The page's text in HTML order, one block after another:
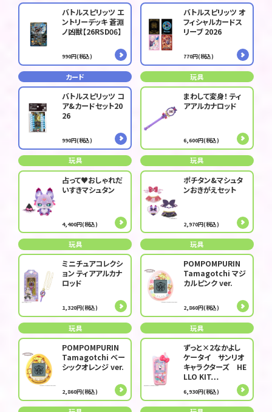
バトルスピリッツ エ
ントリーデッキ 蒼淵
ノ凶獣【26RSD06】
990円(税込)
バトルスピリッツ オ
フィシャルカードス
リーブ 2026
770円(税込)
カード
バトルスピリッツ コ
ア&カードセット20
26
990円(税込)
玩具
まわして変身！ ティ
アアルカナロッド
6,600円(税込)
玩具
占って♥おしゃれだ
いすきマシュタン
4,400円(税込)
玩具
ポチタン&マシュタ
ンおきがえセット
2,970円(税込)
玩具
ミニチュアコレクシ
ョン ティアアルカナ
ロッド
1,320円(税込)
玩具
POMPOMPURIN
Tamagotchi マジ
カルピンク ver.
2,860円(税込)
玩具
POMPOMPURIN
Tamagotchi ベー
シックオレンジ ver.
2,860円(税込)
玩具
ずっと×2なかよし
ケータイ サンリオ
キャラクターズ HE
LLO KIT…
6,930円(税込)